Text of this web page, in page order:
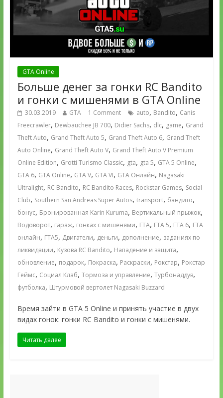
GTA Online
Больше денег за гонки RC Bandito
и гонки с мишенями в GTA Online
30.03.2019 GTA 1 Comment auto, Bandito, Canis
Freecrawler, Dewbauchee JB 700, Didier Sachs, dlc, game, Grand
Theft Auto, Grand Theft Auto 5, Grand Theft Auto 6, Grand Theft
Auto Online, Grand Theft Auto V, Grand Theft Auto V Premium
Online Edition, Grotti Turismo Classic, gta, gta 5, GTA 5 Online,
GTA 6, GTA Online, GTA V, GTA VI, GTA Онлайн, Nagasaki
Ultralight, RC Bandito, RC Bandito Races, Rockstar Games, Social
Club, Southern San Andreas Super Autos, transport, бандито,
бонус, Бронированная Karin Kuruma, Вертикальный прыжок,
Водоворот, гараж, гонках с мишенями, ГТА, ГТА 5, ГТА 6, ГТА
онлайн, ГТА5, Двигатели, деньги, дополнение, заданиях по
ликвидации, Кузова RC Bandito, Нападение и защита,
обновление, подарок, Покраска, Раскраски, Рокстар, Рокстар
Геймс, Социал Клаб, Тормоза и управление, Турбонаддув,
футболка, Штурмовой вертолет Nagasaki Buzzard
Время зайти в GTA 5 Online и принять участие в двух
видах гонок: гонки RC Bandito и гонки с мишенями.
Читать далее